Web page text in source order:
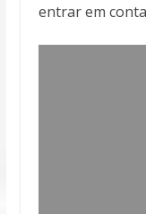
entrar em